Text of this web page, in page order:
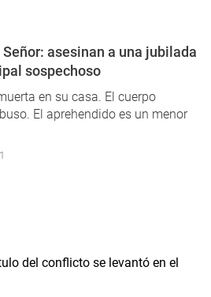
asesinan a una jubilada
sospechoso
en su casa. El cuerpo
El aprehendido es un menor